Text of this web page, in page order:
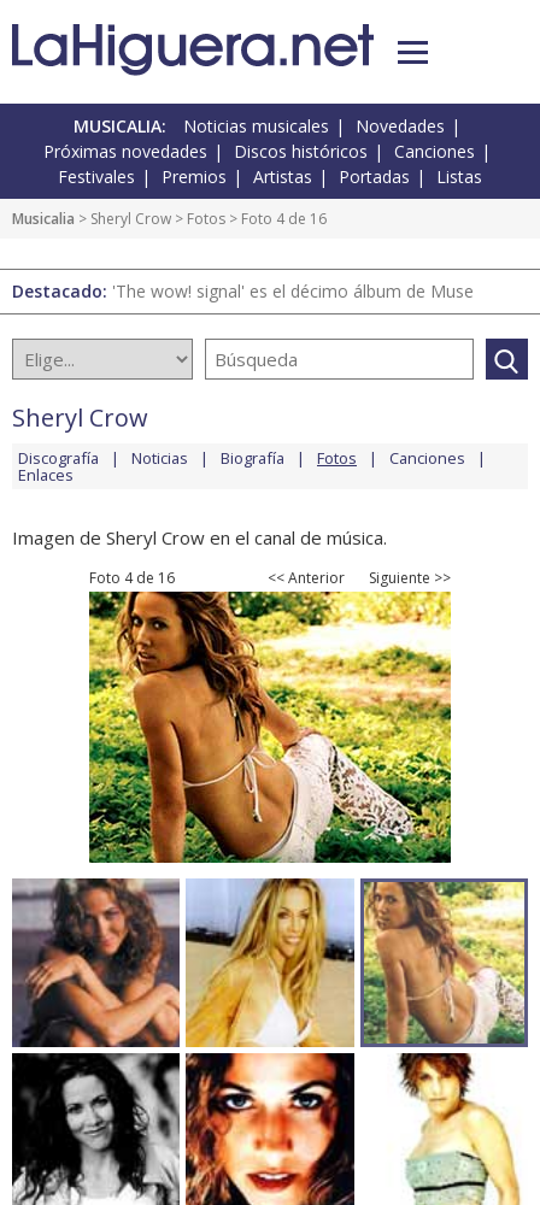
MUSICALIA: Noticias musicales
Novedades
Próximas novedades
Discos históricos
Canciones
Festivales
Premios Artistas Portadas Listas
Musicalia > Sheryl Crow > Fotos > Foto 4 de 16
Destacado: 'The wow! signal' es el décimo álbum de Muse
Sheryl Crow
Discografía Noticias Biografía Fotos Canciones
Enlaces
Imagen de Sheryl Crow en el canal de música.
Foto 4 de 16 << Anterior Siguiente >>